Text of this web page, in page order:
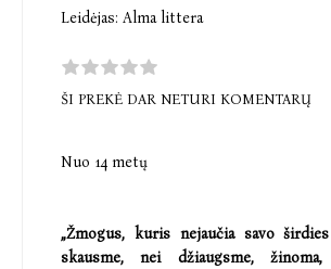
Leidėjas: Alma littera
ŠI PREKĖ DAR NETURI KOMENTARŲ
Nuo 14 metų
„Žmogus, kuris nejaučia savo
skausme, nei džiaugsme,